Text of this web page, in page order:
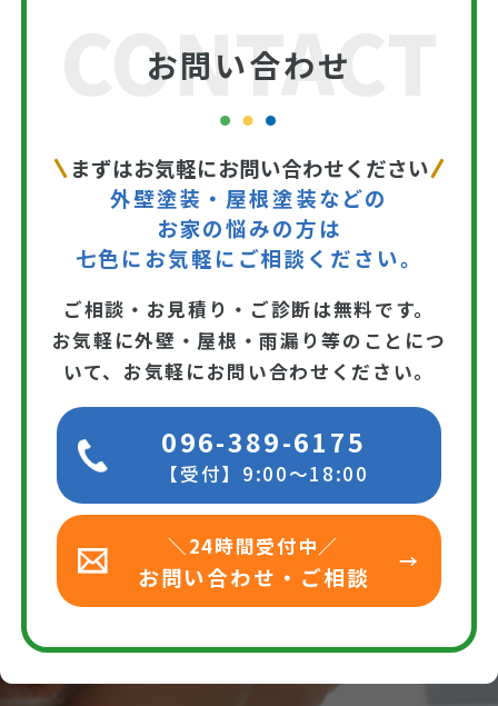
CONTACT
お問い合わせ
まずはお気軽にお問い合わせください
外壁塗装・屋根塗装などの
お家の悩みの方は
七色にお気軽にご相談ください。
ご相談・お見積り・ご診断は無料です。
お気軽に外壁・屋根・雨漏り等のことにつ
いて、お気軽にお問い合わせください。
096-389-6175
【受付】9:00～18:00
＼24時間受付中／
お問い合わせ・ご相談